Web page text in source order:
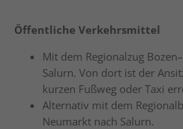
Öffentliche Verkehrsmittel
Mit dem Regionalzug
Salurn. Von dort ist der
kurzen Fußweg oder Taxi
Alternativ mit dem
Neumarkt nach Salurn.